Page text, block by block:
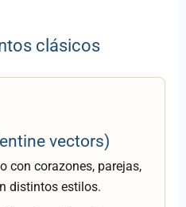
clásicos
vectors)
con corazones, parejas,
distintos estilos.